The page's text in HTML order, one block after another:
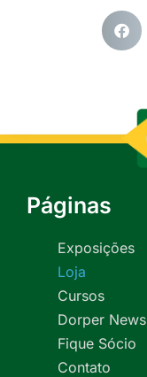
Páginas
Exposições
Loja
Cursos
Dorper News
Fique Sócio
Contato